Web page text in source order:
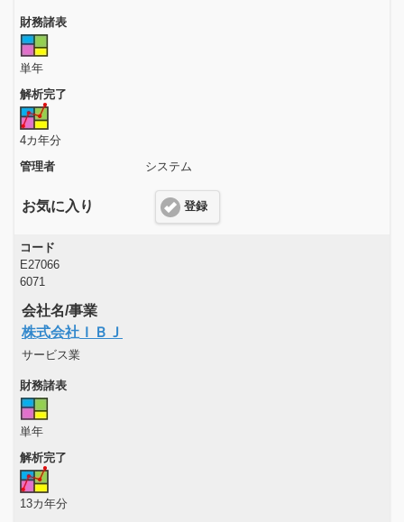
財務諸表
単年
解析完了
4カ年分
管理者
システム
お気に入り 登録
コード
E27066
6071
会社名/事業
株式会社ＩＢＪ
サービス業
財務諸表
単年
解析完了
13カ年分